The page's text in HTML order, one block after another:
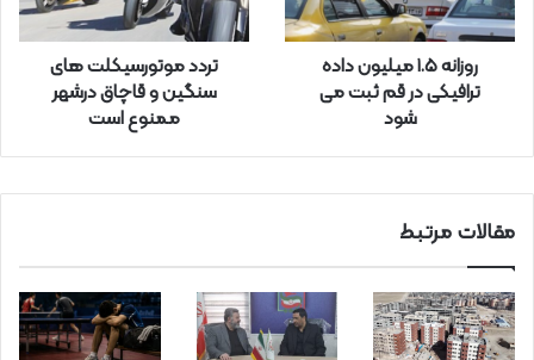
ا
ر
روزانه ۱.۵ میلیون داده
ترافیکی در قم ثبت می
شود
تردد موتورسيکلت های
سنگين و قاچاق درشهر
ممنوع است
مقالات مرتبط